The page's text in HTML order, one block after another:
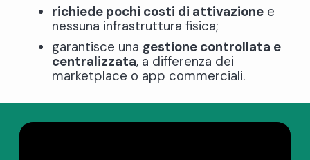
richiede pochi costi di attivazionee
nessuna infrastruttura fisica;
garantisce una gestione controllata e
centralizzata, a differenza dei
marketplace o app commerciali.